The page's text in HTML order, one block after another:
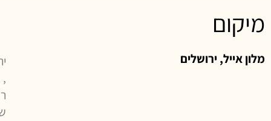
מיקום
מלון אייל, ירושלים
,